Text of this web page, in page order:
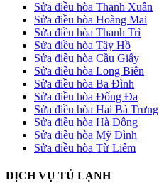
Sửa điều hòa Thanh Xuân
Sửa điều hòa Hoàng Mai
Sửa điều hòa Thanh Trì
Sửa điều hòa Tây Hồ
Sửa điều hòa Cầu Giấy
Sửa điều hòa Long Biên
Sửa điều hòa Ba Đình
Sửa điều hòa Đống Đa
Sửa điều hòa Hai Bà Trưng
Sửa điều hòa Hà Đông
Sửa điều hòa Mỹ Đình
Sửa điều hòa Từ Liêm
DỊCH VỤ TỦ LẠNH